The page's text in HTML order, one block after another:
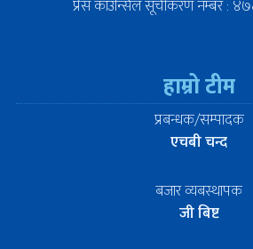
प्रेस काउन्सिल सूचीकरण नम्बर :
हाम्रो टीम
प्रबन्धक/सम्पादक
एचबी चन्द
बजार व्यबस्थापक
जी बिष्ट